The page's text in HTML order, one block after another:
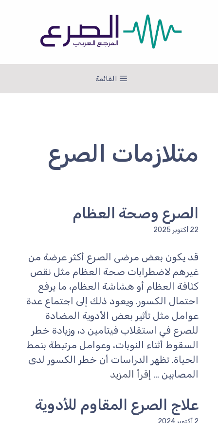
القائمة
متلازمات الصرع
الصرع وصحة العظام
22 أكتوبر 2025
قد يكون بعض مرضى الصرع أكثر عرضة من
غيرهم لاضطرابات صحة العظام مثل نقص
كثافة العظام أو هشاشة العظام، ما يرفع
احتمال الكسور. ويعود ذلك إلى اجتماع عدة
عوامل مثل تأثير بعض الأدوية المضادة
للصرع في استقلاب فيتامين د، وزيادة خطر
السقوط أثناء النوبات، وعوامل مرتبطة بنمط
الحياة. تظهر الدراسات أن خطر الكسور لدى
المصابين ... إقرأ المزيد
علاج الصرع المقاوم للأدوية